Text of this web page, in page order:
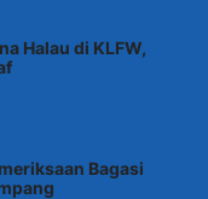
Halau di KLFW,
Bagasi